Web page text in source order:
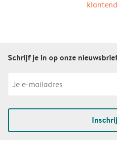
Schrijf je in op onze